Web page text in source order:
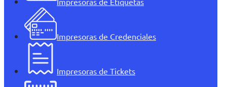
Impresoras de Credenciales
Impresoras de Tickets